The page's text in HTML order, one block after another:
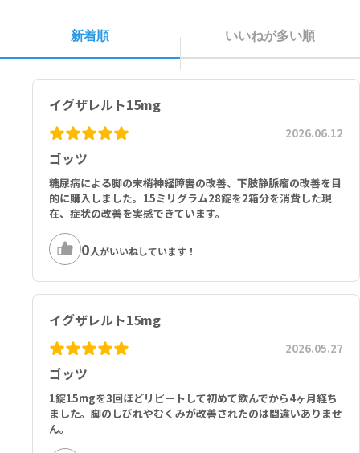
Monohydrate.
1フィルムコーティング錠中：有効成分として リバーロキサバン 20m
g、本剤は乳糖水和物が含まれています。
新着順 いいねが多い順
イグザレルト15mg
ゴッツ
2026.06.12
糖尿病による脚の末梢神経障害の改善、下肢静脈瘤の改善を目
的に購入しました。15ミリグラム28錠を2箱分を消費した現
在、症状の改善を実感できています。
0人がいいねしています！
イグザレルト15mg
ゴッツ
2026.05.27
1錠15mgを3回ほどリピートして初めて飲んでから4ヶ月経ち
ました。脚のしびれやむくみが改善されたのは間違いありませ
ん。